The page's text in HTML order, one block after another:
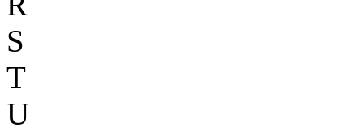
S
T
U